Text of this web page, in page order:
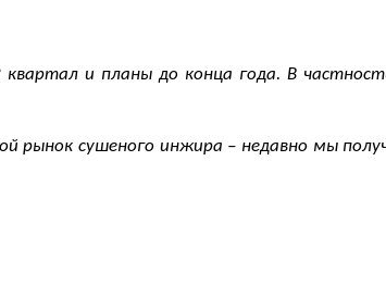
и планы до конца года. В
рынок сушеного инжира – недавно мы